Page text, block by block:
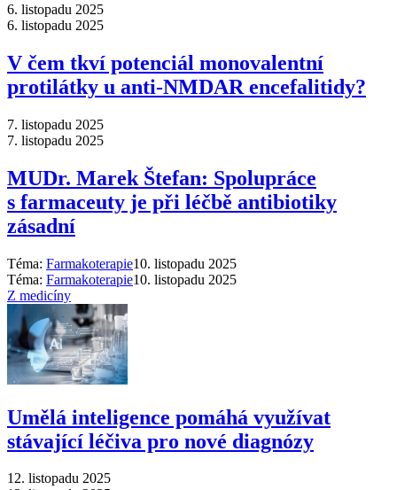
6. listopadu 2025
6. listopadu 2025
V čem tkví potenciál monovalentní
protilátky u anti-NMDAR encefalitidy?
7. listopadu 2025
7. listopadu 2025
MUDr. Marek Štefan: Spolupráce
s farmaceuty je při léčbě antibiotiky
zásadní
Téma: Farmakoterapie10. listopadu 2025
Téma: Farmakoterapie10. listopadu 2025
Z medicíny
Umělá inteligence pomáhá využívat
stávající léčiva pro nové diagnózy
12. listopadu 2025